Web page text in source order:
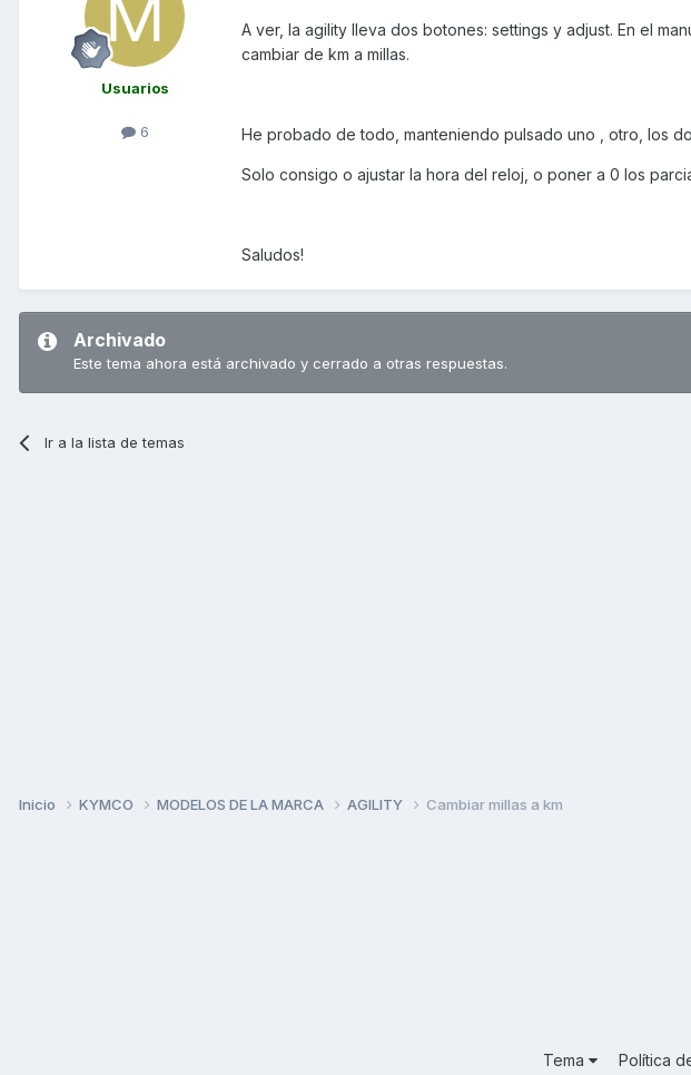
Usuarios
6
A ver, la agility lleva dos botones: settings y adjust. En el
cambiar de km a millas.
He probado de todo, manteniendo pulsado uno , otro, los
Solo consigo o ajustar la hora del reloj, o poner a 0 los
Saludos!
Archivado
Este tema ahora está archivado y cerrado a otras respuestas.
Ir a la lista de temas
Inicio KYMCO MODELOS DE LA MARCA AGILITY Cambiar millas a km
Tema Política